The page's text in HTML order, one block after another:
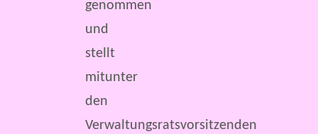
genommen
und
stellt
mitunter
den
Verwaltungsratsvorsitzenden